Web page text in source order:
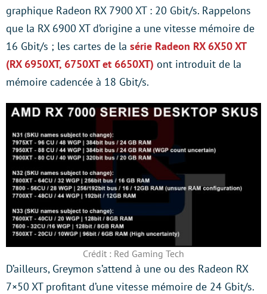
graphique Radeon RX 7900 XT : 20 Gbit/s. Rappelons
que la RX 6900 XT d’origine a une vitesse mémoire de
16 Gbit/s ; les cartes de la série Radeon RX 6X50 XT
(RX 6950XT, 6750XT et 6650XT) ont introduit de la
mémoire cadencée à 18 Gbit/s.
Crédit : Red Gaming Tech
D’ailleurs, Greymon s’attend à une ou des Radeon RX
7×50 XT profitant d’une vitesse mémoire de 24 Gbit/s.